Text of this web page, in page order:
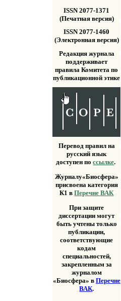
ISSN 2077-1371
(Печатная версия)
ISSN 2077-1460
(Электронная версия)
Редакция журнала
поддерживает
правила Комитета по
публикационной этике
Перевод правил на
русский язык
доступен поссылке.
Журналу«Биосфера»
присвоена категория
К1 вПеречне ВАК
При защите
диссертации могут
быть учтены только
публикации,
соответствующие
кодам
специальностей,
закрепленным за
журналом
«Биосфера» в Перечне
ВАК.